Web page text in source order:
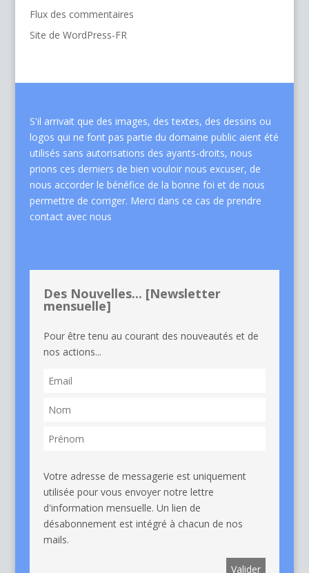
Flux des commentaires
Site de WordPress-FR
S'il arrivait que des images, des textes, des dessins ou
logos qui ne font pas partie du domaine public aient été
utilisés sans autorisations des ayants-droits, nous
prions ces derniers de bien vouloir nous excuser, de
nous accorder le bénéfice de la bonne foi et de nous
permettre de corriger. Merci dans ce cas de prendre
contact avec nous
Des Nouvelles... [Newsletter
mensuelle]
Pour être tenu au courant des nouveautés et de
nos actions...
Votre adresse de messagerie est uniquement
utilisée pour vous envoyer notre lettre
d'information mensuelle. Un lien de
désabonnement est intégré à chacun de nos
mails.